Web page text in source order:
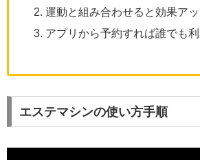
運動と組み合わせると効果ア
アプリから予約すれば誰でも
エステマシンの使い方手順